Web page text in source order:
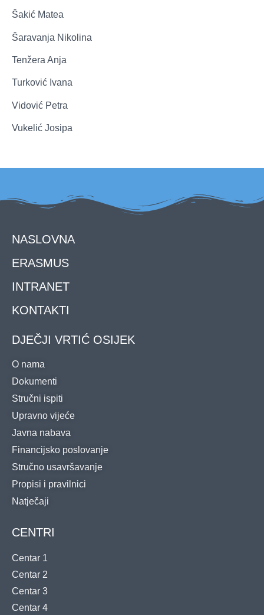
Šakić Matea
Šaravanja Nikolina
Tenžera Anja
Turković Ivana
Vidović Petra
Vukelić Josipa
NASLOVNA
ERASMUS
INTRANET
KONTAKTI
DJEČJI VRTIĆ OSIJEK
O nama
Dokumenti
Stručni ispiti
Upravno vijeće
Javna nabava
Financijsko poslovanje
Stručno usavršavanje
Propisi i pravilnici
Natječaji
CENTRI
Centar 1
Centar 2
Centar 3
Centar 4